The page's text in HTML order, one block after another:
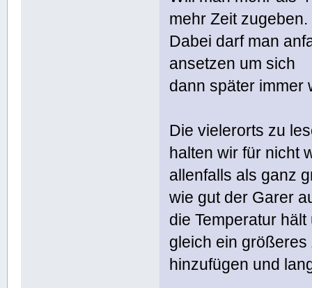
mehr Zeit zugeben.
Dabei darf man
ansetzen um sich
dann später immer
Die vielerorts zu
halten wir für nicht
allenfalls als ganz
wie gut der Garer
die Temperatur
gleich ein größeres
hinzufügen und